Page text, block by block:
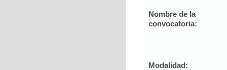
Nombre de la
convocatoria:
Modalidad: